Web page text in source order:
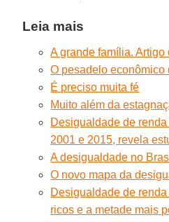
Leia mais
A grande família.
O pesadelo econômico
É preciso muita fé
Muito além da
Desigualdade de
2001 e 2015, revela
A desigualdade no
O novo mapa da
Desigualdade de
ricos e a metade mais